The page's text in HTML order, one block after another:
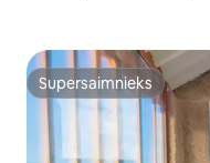
Supersaimnieks
Supersaimnieks